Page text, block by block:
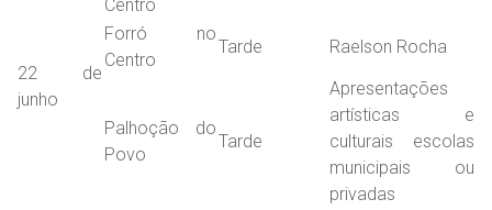
22 de
junho
Centro
Forró no
Centro
Tarde Raelson Rocha
Palhoção do
Povo
Tarde
Apresentações
artísticas e
culturais escolas
municipais ou
privadas